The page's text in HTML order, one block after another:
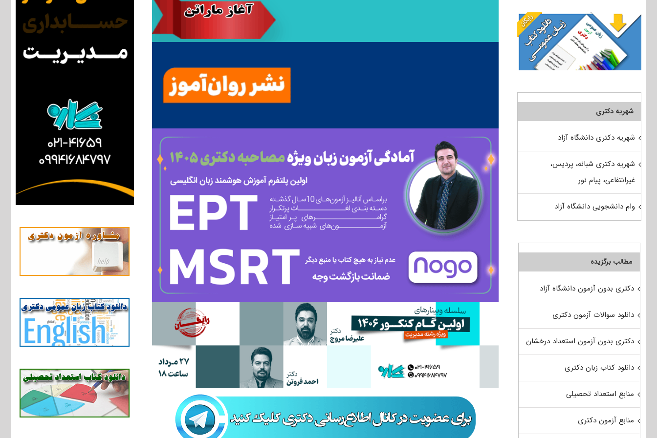
شهریه دکتری
شهریه دکتری دانشگاه آزاد
شهریه دکتری شبانه، پردیس،
غیرانتفاعی، پیام نور
وام دانشجویی دانشگاه آزاد
مطالب برگزیده
دکتری بدون آزمون دانشگاه آزاد
دانلود سوالات آزمون دکتری
دکتری بدون آزمون استعداد درخشان
دانلود کتاب زبان دکتری
منابع استعداد تحصیلی
منابع آزمون دکتری